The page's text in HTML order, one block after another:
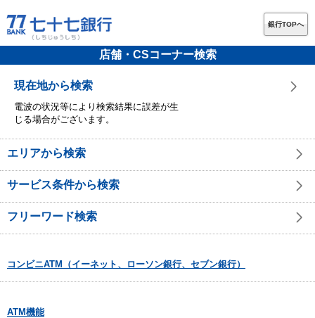
銀行TOPへ
店舗・CSコーナー検索
現在地から検索
電波の状況等により検索結果に誤差が生
じる場合がございます。
エリアから検索
サービス条件から検索
フリーワード検索
コンビニATM（イーネット、ローソン銀行、セブン銀行）
ATM機能